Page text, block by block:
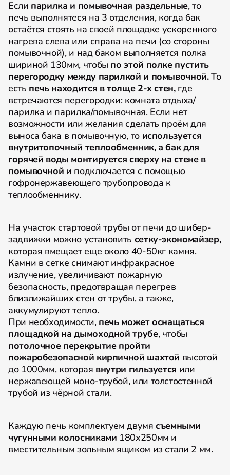
Если парилка и помывочная раздельные, то
печь выполнятеся на 3 отделения, когда бак
остаётся стоять на своей площадке ускоренного
нагрева слева или справа на печи (со стороны
помывочной), и над баком выполняется полка
шириной 130мм, чтобы по этой полке пустить
перегородку между парилкой и помывочной.То
есть печь находится в толще 2-х стен,где
встречаются перегородки: комната отдыха/
парилка и парилка/помывочная. Если нет
возможности или желания сделать проём для
выноса бака в помывочную, то используется
внутритопочный теплообменник, а бак для
горячей воды монтируется сверху на стене в
помывочной и подключается с помощью
гофронержавеющего трубопровода к
теплообменнику.
На участок стартовой трубы от печи до шибер-
задвижки можно установить сетку-экономайзер,
которая вмещает еще около 40-50кг камня.
Камни в сетке снимают инфракрасное
излучение, увеличивают пожарную
безопасность, предотвращая перегрев
близлижайших стен от трубы, а также,
аккумулируют тепло.
При необходимости, печь может оснащаться
площадкой на дымоходной трубе, чтобы
потолочное перекрытие пройти
пожаробезопасной кирпичной шахтой высотой
до 1000мм, которая внутри гильзуется или
нержавеющей моно-трубой, или толстостенной
трубой из чёрной стали.
Каждую печь комплектуем двумясъемными
чугунными колосниками 180х250мм и
вместительным зольным ящиком из стали 2 мм.